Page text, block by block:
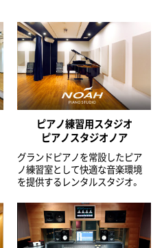
ピアノ練習用スタジオ
ピアノスタジオノア
グランドピアノを常設したピア
ノ練習室として快適な音楽環境
を提供するレンタルスタジオ。